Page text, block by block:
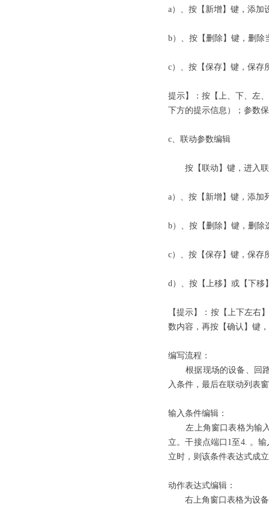
a）、按【新增】键，添加
b）、按【删除】键，删除
c）、按【保存】键，保存
提示】：按【上、下、左
下方的提示信息）；参数
c、联动参数编辑
按【联动】键，进入联
a）、按【新增】键，添加
b）、按【删除】键，删除
c）、按【保存】键，保存
d）、按【上移】或【下移
【提示】：按【上下左右
数内容，再按【确认】键
编写流程：
根据现场的设备、回路
入条件，最后在联动列表
输入条件编辑：
左上角窗口表格为输入
立。干接点端口1至4. 。
立时，则该条件表达式成
动作表达式编辑：
右上角窗口表格为设备